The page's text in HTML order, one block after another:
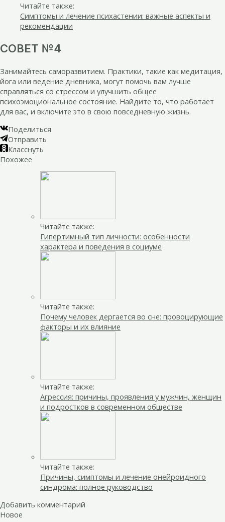
Читайте также:
Симптомы и лечение психастении: важные аспекты и
рекомендации
СОВЕТ №4
Занимайтесь саморазвитием. Практики, такие как медитация,
йога или ведение дневника, могут помочь вам лучше
справляться со стрессом и улучшить общее
психоэмоциональное состояние. Найдите то, что работает
для вас, и включите это в свою повседневную жизнь.
Поделиться
Отправить
Класснуть
Похожее
Читайте также:
Гипертимный тип личности: особенности
характера и поведения в социуме
Читайте также:
Почему человек дергается во сне: провоцирующие
факторы и их влияние
Читайте также:
Агрессия: причины, проявления у мужчин, женщин
и подростков в современном обществе
Читайте также:
Причины, симптомы и лечение онейроидного
синдрома: полное руководство
Добавить комментарий
Новое